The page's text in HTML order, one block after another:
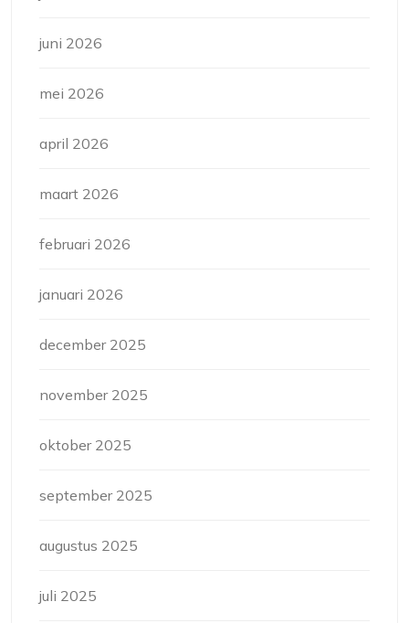
juni 2026
mei 2026
april 2026
maart 2026
februari 2026
januari 2026
december 2025
november 2025
oktober 2025
september 2025
augustus 2025
juli 2025